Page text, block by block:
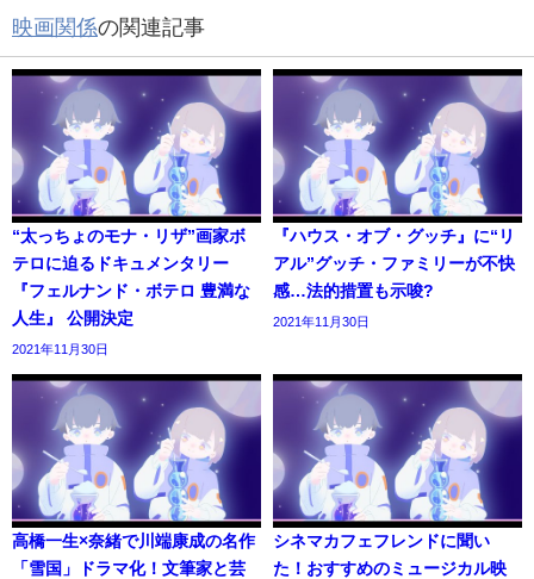
映画関係の関連記事
“太っちょのモナ・リザ”画家ボ
テロに迫るドキュメンタリー
『フェルナンド・ボテロ 豊満な
人生』 公開決定
2021年11月30日
『ハウス・オブ・グッチ』に“リ
アル”グッチ・ファミリーが不快
感…法的措置も示唆?
2021年11月30日
高橋一生×奈緒で川端康成の名作
「雪国」ドラマ化！文筆家と芸
シネマカフェフレンドに聞い
た！おすすめのミュージカル映